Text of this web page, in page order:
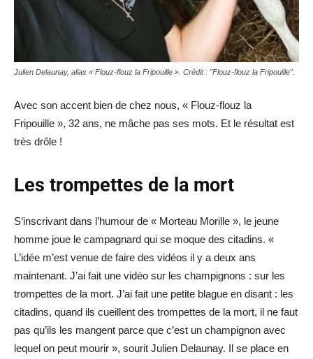
Julien Delaunay, alias « Flouz-flouz la Fripouille ». Crédit : "Flouz-flouz la Fripouille".
Avec son accent bien de chez nous, « Flouz-flouz la
Fripouille », 32 ans, ne mâche pas ses mots. Et le résultat est
très drôle !
Les trompettes de la mort
S’inscrivant dans l’humour de « Morteau Morille », le jeune
homme joue le campagnard qui se moque des citadins. «
L’idée m’est venue de faire des vidéos il y a deux ans
maintenant. J’ai fait une vidéo sur les champignons : sur les
trompettes de la mort. J’ai fait une petite blague en disant : les
citadins, quand ils cueillent des trompettes de la mort, il ne faut
pas qu’ils les mangent parce que c’est un champignon avec
lequel on peut mourir », sourit Julien Delaunay. Il se place en